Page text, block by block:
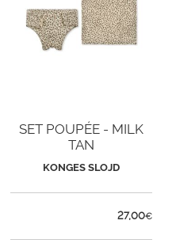
SET POUPÉE - MILK
TAN
KONGES SLOJD
27,00€